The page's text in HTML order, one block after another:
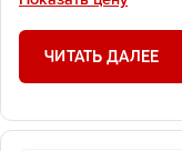
ЧИТАТЬ ДАЛЕЕ